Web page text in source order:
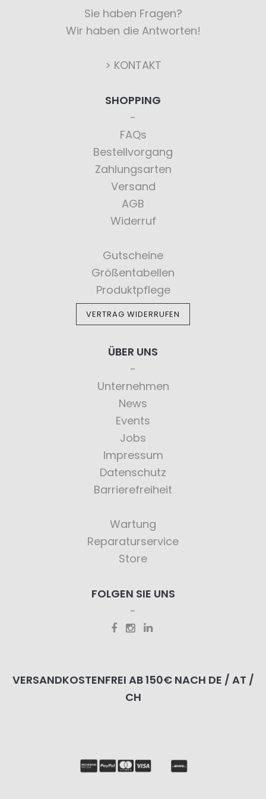
Sie haben Fragen?
Wir haben die Antworten!
> KONTAKT
SHOPPING
FAQs
Bestellvorgang
Zahlungsarten
Versand
AGB
Widerruf
Gutscheine
Größentabellen
Produktpflege
VERTRAG WIDERRUFEN
ÜBER UNS
Unternehmen
News
Events
Jobs
Impressum
Datenschutz
Barrierefreiheit
Wartung
Reparaturservice
Store
FOLGEN SIE UNS
VERSANDKOSTENFREI AB 150€ NACH DE / AT /
CH